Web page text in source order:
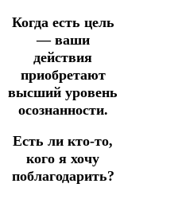
Когда есть цель
— ваши
действия
приобретают
высший уровень
осознанности.
Есть ли кто-то,
кого я хочу
поблагодарить?